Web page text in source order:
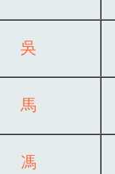
吳
馬
馮